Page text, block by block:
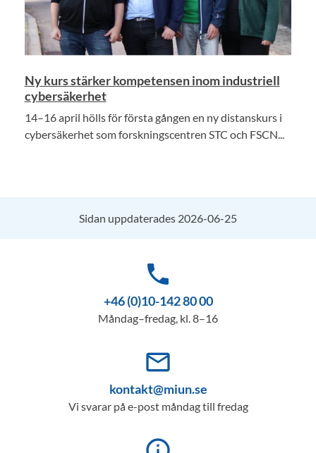
Ny kurs stärker kompetensen inom industriell
cybersäkerhet
14–16 april hölls för första gången en ny distanskurs i
cybersäkerhet som forskningscentren STC och FSCN...
Sidan uppdaterades 2026-06-25
phone
+46 (0)10-142 80 00
Måndag–fredag, kl. 8–16
mail_outline
kontakt@miun.se
Vi svarar på e-post måndag till fredag